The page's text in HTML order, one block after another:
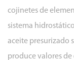
cojinetes de
sistema
aceite presurizado
produce valores